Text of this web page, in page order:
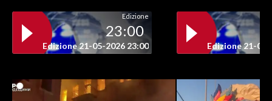
STORE
Edizione
23:00
Edizione 21-05-2026 23:00 Edizione 21-05-